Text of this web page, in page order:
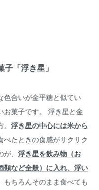
「浮き星」
色合いが金平糖と似てい
お菓子です。 浮き星と金
浮き星の中心には米から
べたときの食感がサクサク
、 浮き星を飲み物（お
類など全般）に入れ、浮い
もちろんそのまま食べても